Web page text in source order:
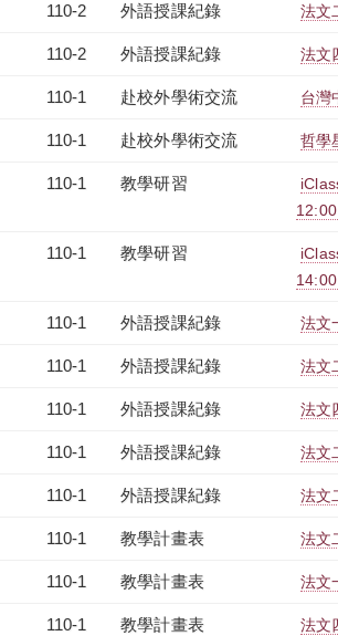
110-2 外語授課紀錄 法文
110-2 外語授課紀錄 法文
110-1 赴校外學術交流 台灣
110-1 赴校外學術交流 哲學
110-1 教學研習
110-1 教學研習
110-1 外語授課紀錄 法文
110-1 外語授課紀錄 法文
110-1 外語授課紀錄 法文
110-1 外語授課紀錄 法文
110-1 外語授課紀錄 法文
110-1 教學計畫表 法文
110-1 教學計畫表 法文
110-1 教學計畫表 法文